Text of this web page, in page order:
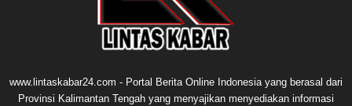
www.lintaskabar24.com - Portal Berita Online Indonesia yang berasal dari
Provinsi Kalimantan Tengah yang menyajikan menyediakan informasi